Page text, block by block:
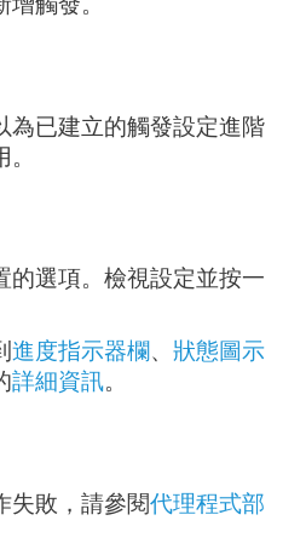
為已建立的觸發設定進階
的選項。檢視設定並按一
進度指示器欄、 狀態圖示
詳細資訊。
失敗，請參閱代理程式部